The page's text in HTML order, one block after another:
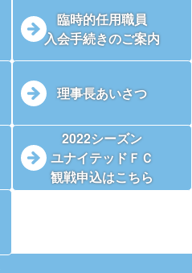
臨時的任用職員
入会手続きのご案内
理事長あいさつ
2022シーズン
ユナイテッドＦＣ
観戦申込はこちら